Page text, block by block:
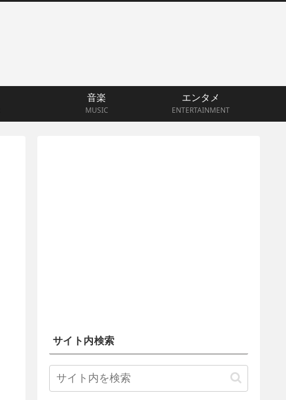
音楽
MUSIC
エンタメ
ENTERTAINMENT
サイト内検索